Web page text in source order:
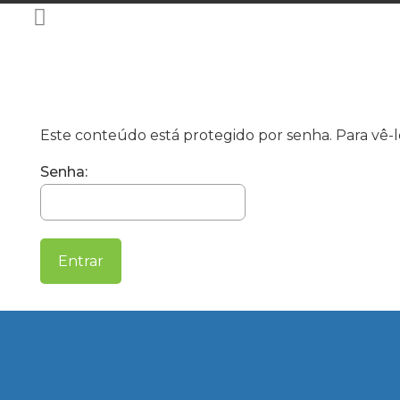
Este conteúdo está protegido por senha. Para vê-
Senha: